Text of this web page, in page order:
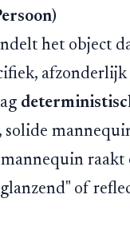
het object
solide
raakt
of